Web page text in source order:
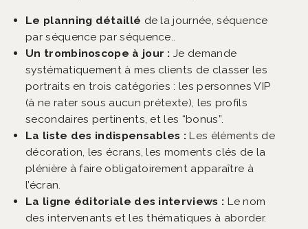
Le planning détaillé de la journée, séquence
par séquence par séquence..
Un trombinoscope à jour : Je demande
systématiquement à mes clients de classer les
portraits en trois catégories : les personnes VIP
(à ne rater sous aucun prétexte), les profils
secondaires pertinents, et les “bonus”.
La liste des indispensables : Les éléments de
décoration, les écrans, les moments clés de la
plénière à faire obligatoirement apparaître à
l’écran.
La ligne éditoriale des interviews : Le nom
des intervenants et les thématiques à aborder.